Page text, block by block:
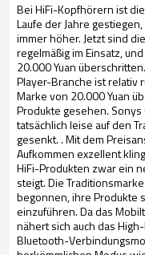
Bei HiFi-Kopfhörern ist
Laufe der Jahre
immer höher. Jetzt sind
regelmäßig im Einsatz,
20.000 Yuan
Player-Branche ist relativ
Marke von 20.000 Yuan
Produkte gesehen.
tatsächlich leise auf den
gesenkt. . Mit dem
Aufkommen exzellent
HiFi-Produkten zwar ein
steigt. Die
begonnen, ihre Produkte
einzuführen. Da das
nähert sich auch das
Bluetooth-